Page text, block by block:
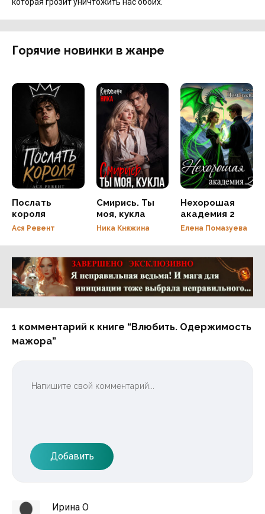
Горячие новинки в жанре
Послать
короля
Ася Ревент
Смирись. Ты
моя, кукла
Ника Княжина
Нехорошая
академия 2
Елена Помазуева
Реклама 16+ АО «ЛитГород»
1 комментарий к книге “Влюбить. Одержимость
мажора”
Добавить
Ирина О